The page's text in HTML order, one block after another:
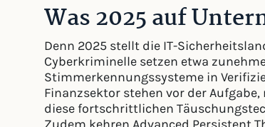
Was 2025 auf
Denn 2025 stellt die IT-
Cyberkriminelle setzen etwa
Stimmerkennungssysteme in
Finanzsektor stehen vor der
diese fortschrittlichen